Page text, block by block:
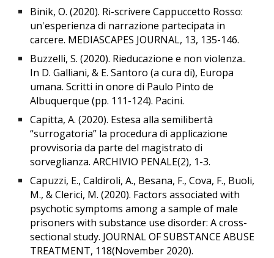
Binik, O. (2020). Ri-scrivere Cappuccetto Rosso:
un'esperienza di narrazione partecipata in
carcere. MEDIASCAPES JOURNAL, 13, 135-146.
Buzzelli, S. (2020). Rieducazione e non violenza..
In D. Galliani, & E. Santoro (a cura di), Europa
umana. Scritti in onore di Paulo Pinto de
Albuquerque (pp. 111-124). Pacini.
Capitta, A. (2020). Estesa alla semilibertà
“surrogatoria” la procedura di applicazione
provvisoria da parte del magistrato di
sorveglianza. ARCHIVIO PENALE(2), 1-3.
Capuzzi, E., Caldiroli, A., Besana, F., Cova, F., Buoli,
M., & Clerici, M. (2020). Factors associated with
psychotic symptoms among a sample of male
prisoners with substance use disorder: A cross-
sectional study. JOURNAL OF SUBSTANCE ABUSE
TREATMENT, 118(November 2020).